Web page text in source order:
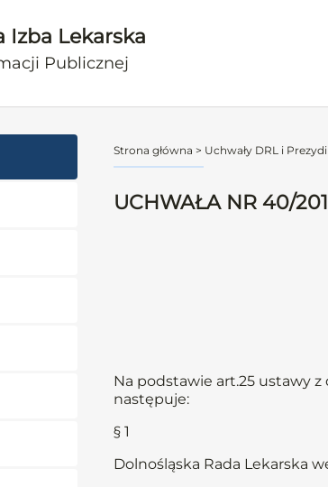
Izba Lekarska
Publicznej
Strona główna > Uchwały DRL i
UCHWAŁA NR 40/
Na podstawie art.25 ustawy z
następuje:
§ 1
Dolnośląska Rada Lekarska